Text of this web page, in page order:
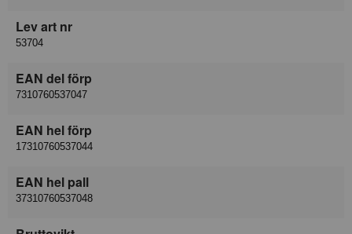
Lev art nr
53704
EAN del förp
7310760537047
EAN hel förp
17310760537044
EAN hel pall
37310760537048